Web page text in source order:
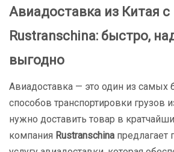
Авиадоставка из Китая с
Rustranschina: быстро,
выгодно
Авиадоставка — это один из
способов транспортировки грузов
нужно доставить товар в
компания Rustranschina предлагает